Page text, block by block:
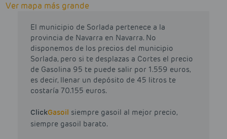
Ver mapa más grande
El municipio de Sorlada pertenece a la
provincia de Navarra en Navarra. No
disponemos de los precios del municipio
Sorlada, pero si te desplazas a Cortes el precio
de Gasolina 95 te puede salir por 1.559 euros,
es decir, llenar un depósito de 45 litros te
costaría 70.155 euros.
ClickGasoil siempre gasoil al mejor precio,
siempre gasoil barato.